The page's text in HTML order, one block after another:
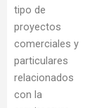
tipo de
proyectos
comerciales y
particulares
relacionados
con la